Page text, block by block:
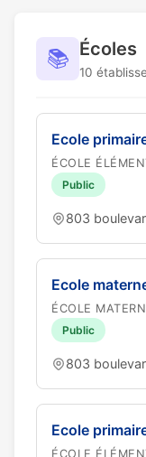
📚 Écoles
10
Ecole
ÉCOLE
Public
803
Ecole
ÉCOLE
Public
803
Ecole
ÉCOLE